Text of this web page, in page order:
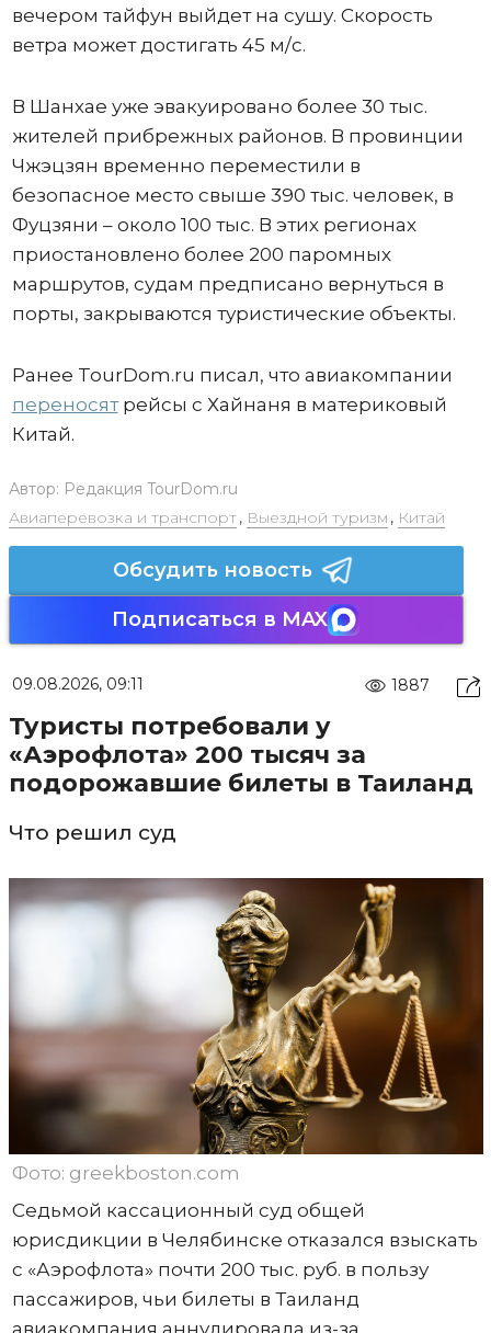
вечером тайфун выйдет на сушу. Скорость
ветра может достигать 45 м/с.
В Шанхае уже эвакуировано более 30 тыс.
жителей прибрежных районов. В провинции
Чжэцзян временно переместили в
безопасное место свыше 390 тыс. человек, в
Фуцзяни – около 100 тыс. В этих регионах
приостановлено более 200 паромных
маршрутов, судам предписано вернуться в
порты, закрываются туристические объекты.
Ранее TourDom.ru писал, что авиакомпании
переносятрейсы с Хайнаня в материковый
Китай.
Автор: Редакция TourDom.ru
Авиаперевозка и транспорт, Выездной туризм , Китай
Обсудить новость
Подписаться в MAX
09.08.2026, 09:11 1887
Туристы потребовали у
«Аэрофлота» 200 тысяч за
подорожавшие билеты в Таиланд
Что решил суд
Фото: greekboston.com
Седьмой кассационный суд общей
юрисдикции в Челябинске отказался взыскать
с «Аэрофлота» почти 200 тыс. руб. в пользу
пассажиров, чьи билеты в Таиланд
авиакомпания аннулировала из-за